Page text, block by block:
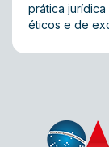
prática
éticos e de